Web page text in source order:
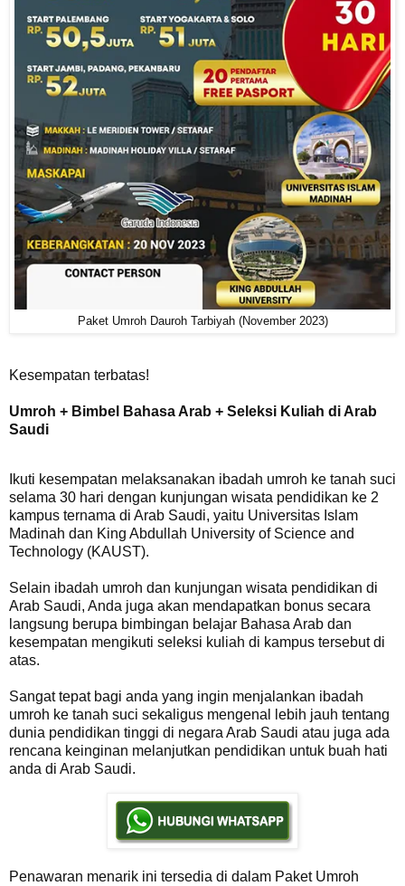
Paket Umroh Dauroh Tarbiyah (November 2023)
Kesempatan terbatas!
Umroh + Bimbel Bahasa Arab + Seleksi Kuliah di Arab
Saudi
Ikuti kesempatan melaksanakan ibadah umroh ke tanah suci
selama 30 hari dengan kunjungan wisata pendidikan ke 2
kampus ternama di Arab Saudi, yaitu Universitas Islam
Madinah dan King Abdullah University of Science and
Technology (KAUST).
Selain ibadah umroh dan kunjungan wisata pendidikan di
Arab Saudi, Anda juga akan mendapatkan bonus secara
langsung berupa bimbingan belajar Bahasa Arab dan
kesempatan mengikuti seleksi kuliah di kampus tersebut di
atas.
Sangat tepat bagi anda yang ingin menjalankan ibadah
umroh ke tanah suci sekaligus mengenal lebih jauh tentang
dunia pendidikan tinggi di negara Arab Saudi atau juga ada
rencana keinginan melanjutkan pendidikan untuk buah hati
anda di Arab Saudi.
Penawaran menarik ini tersedia di dalam Paket Umroh